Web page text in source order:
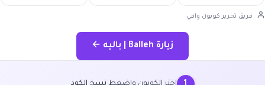
فريق تحرير كوبون وافي
زيارة Balleh | باليه ←